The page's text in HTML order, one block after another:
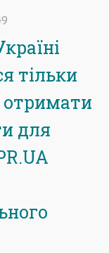
тільки
отримати
для